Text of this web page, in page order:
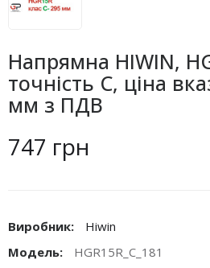
Напрямна HIWIN,
точність C, ціна
мм з ПДВ
747 грн
Виробник:
Hiwin
Модель:
HGR15R_C_181